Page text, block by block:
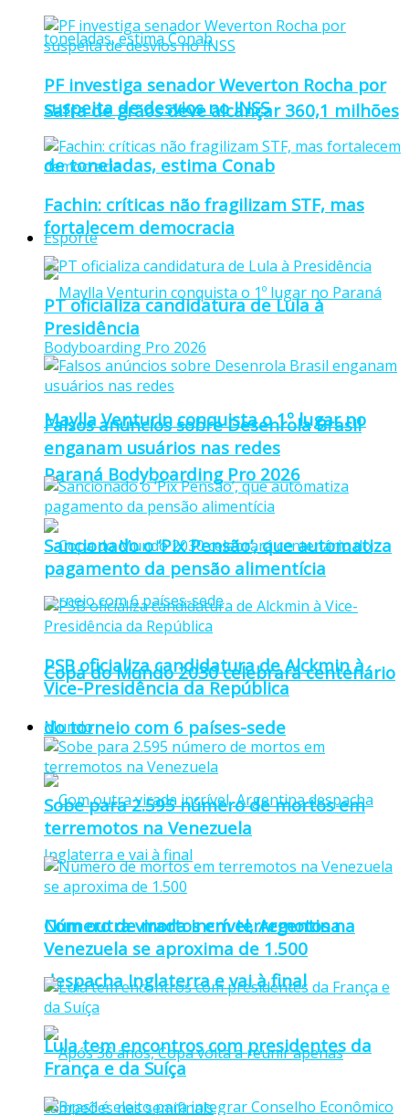
Safra de grãos deve alcançar 360,1 milhões
de toneladas, estima Conab
Esporte
Maylla Venturin conquista o 1º lugar no
Paraná Bodyboarding Pro 2026
Copa do Mundo 2030 celebrará centenário
do torneio com 6 países-sede
Com outra virada incrível, Argentina
despacha Inglaterra e vai à final
PF investiga senador Weverton Rocha por
suspeita de desvios no INSS
Fachin: críticas não fragilizam STF, mas
fortalecem democracia
PT oficializa candidatura de Lula à
Presidência
Falsos anúncios sobre Desenrola Brasil
enganam usuários nas redes
Sancionado o ‘Pix Pensão’, que automatiza
pagamento da pensão alimentícia
PSB oficializa candidatura de Alckmin à
Vice-Presidência da República
Mundo
Sobe para 2.595 número de mortos em
terremotos na Venezuela
Número de mortos em terremotos na
Venezuela se aproxima de 1.500
Lula tem encontros com presidentes da
França e da Suíça